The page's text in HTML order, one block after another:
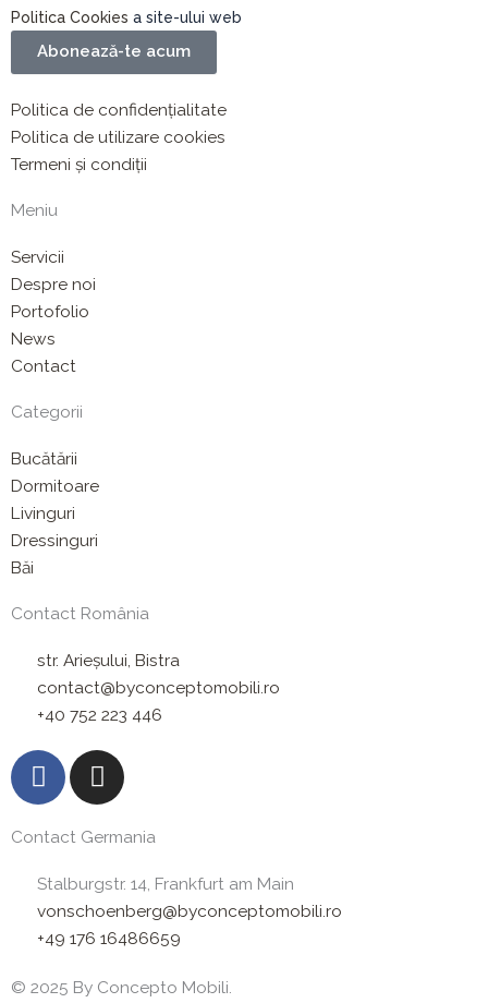
Politica Cookies a site-ului web
Abonează-te acum
Politica de confidențialitate
Politica de utilizare cookies
Termeni și condiții
Meniu
Servicii
Despre noi
Portofolio
News
Contact
Categorii
Bucătării
Dormitoare
Livinguri
Dressinguri
Băi
Contact România
str. Arieșului, Bistra
contact@byconceptomobili.ro
+40 752 223 446
F
a
e
b
o
o
k
I
n
t
g
r
a
m
Contact Germania
Stalburgstr. 14, Frankfurt am Main
vonschoenberg@byconceptomobili.ro
+49 176 16486659
© 2025 By Concepto Mobili.